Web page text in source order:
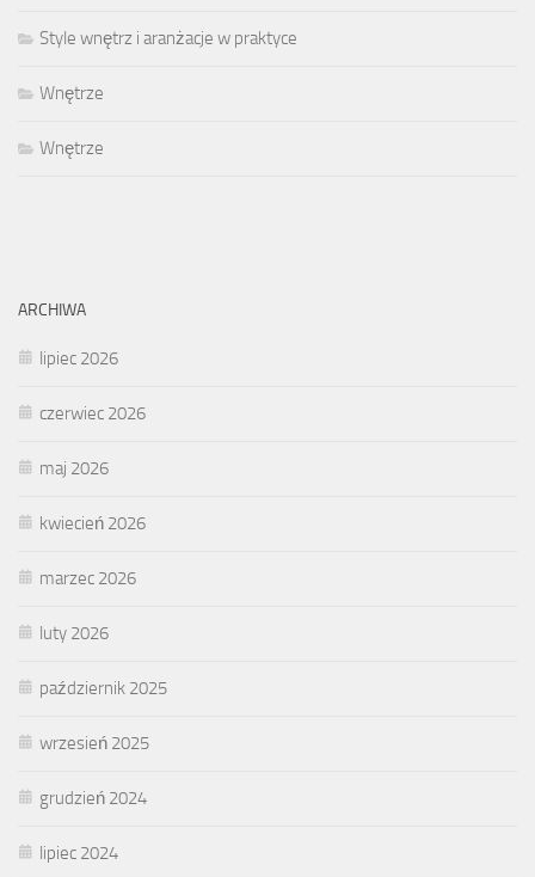
Style wnętrz i aranżacje w praktyce
Wnętrze
Wnętrze
ARCHIWA
lipiec 2026
czerwiec 2026
maj 2026
kwiecień 2026
marzec 2026
luty 2026
październik 2025
wrzesień 2025
grudzień 2024
lipiec 2024